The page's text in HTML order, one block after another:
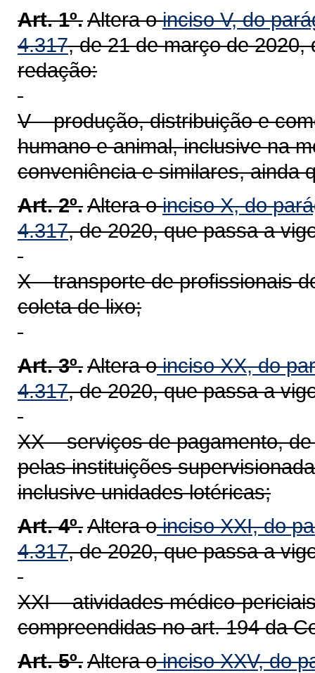
Art. 1º.Altera oinciso V, do
4.317, de 21 de março de
redação:
V – produção, distribuição e
humano e animal, inclusive na
conveniência e similares, ainda
Art. 2º.Altera oinciso X, do
4.317, de 2020, que passa a
X – transporte de profissionais
coleta de lixo;
Art. 3º.Altera oinciso XX, do
4.317, de 2020, que passa a
XX – serviços de pagamento,
pelas instituições
inclusive unidades lotéricas;
Art. 4º.Altera oinciso XXI, do
4.317, de 2020, que passa a
XXI – atividades médico-
compreendidas no art. 194 da
Art. 5º.Altera oinciso XXV, do